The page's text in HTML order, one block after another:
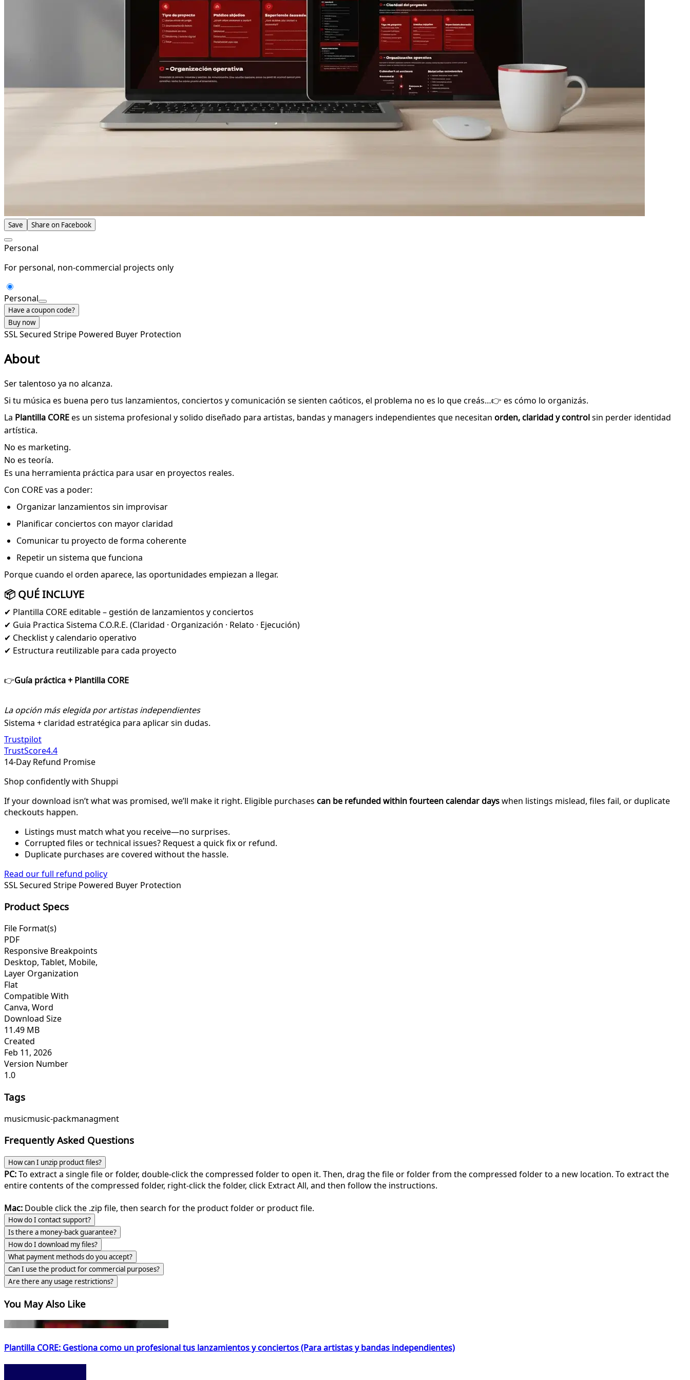
Save Share on Facebook
Personal
For personal, non-commercial projects only
Personal
Have a coupon code?
Buy now
SSL Secured Stripe Powered Buyer Protection
About
Ser talentoso ya no alcanza.
Si tu música es buena pero tus lanzamientos, conciertos y comunicación se sienten caóticos, el problema no es lo que creás…👉 es cómo lo organizás.
La Plantilla COREes un sistema profesional y solido diseñado para artistas, bandas y managers independientes que necesitan orden, claridad y controlsin perder identidad
artística.
No es marketing.
No es teoría.
Es una herramienta práctica para usar en proyectos reales.
Con CORE vas a poder:
Organizar lanzamientos sin improvisar
Planificar conciertos con mayor claridad
Comunicar tu proyecto de forma coherente
Repetir un sistema que funciona
Porque cuando el orden aparece, las oportunidades empiezan a llegar.
📦 QUÉ INCLUYE
✔ Plantilla CORE editable – gestión de lanzamientos y conciertos
✔ Guia Practica Sistema C.O.R.E. (Claridad · Organización · Relato · Ejecución)
✔ Checklist y calendario operativo
✔ Estructura reutilizable para cada proyecto
👉Guía práctica + Plantilla CORE
La opción más elegida por artistas independientes
Sistema + claridad estratégica para aplicar sin dudas.
Trustpilot
TrustScore4.4
14-Day Refund Promise
Shop confidently with Shuppi
If your download isn’t what was promised, we’ll make it right. Eligible purchases can be refunded within fourteen calendar dayswhen listings mislead, files fail, or duplicate
checkouts happen.
Listings must match what you receive—no surprises.
Corrupted files or technical issues? Request a quick fix or refund.
Duplicate purchases are covered without the hassle.
Read our full refund policy
SSL Secured Stripe Powered Buyer Protection
Product Specs
File Format(s)
PDF
Responsive Breakpoints
Desktop, Tablet, Mobile,
Layer Organization
Flat
Compatible With
Canva, Word
Download Size
11.49 MB
Created
Feb 11, 2026
Version Number
1.0
Tags
musicmusic-packmanagment
Frequently Asked Questions
How can I unzip product files?
PC:To extract a single file or folder, double-click the compressed folder to open it. Then, drag the file or folder from the compressed folder to a new location. To extract the
entire contents of the compressed folder, right-click the folder, click Extract All, and then follow the instructions.
Mac: Double click the .zip file, then search for the product folder or product file.
How do I contact support?
Is there a money-back guarantee?
How do I download my files?
What payment methods do you accept?
Can I use the product for commercial purposes?
Are there any usage restrictions?
You May Also Like
Plantilla CORE: Gestiona como un profesional tus lanzamientos y conciertos (Para artistas y bandas independientes)